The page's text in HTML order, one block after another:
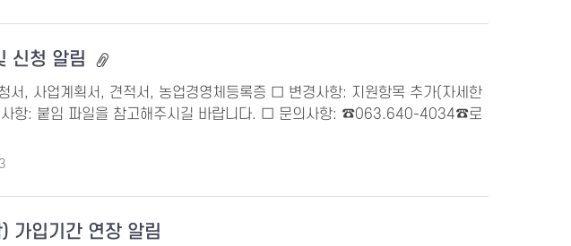
신청 알림
, 사업계획서, 견적서, 농업경영체등록증 □ 변경사항: 지원항목 추가(자세한
사항: 붙임 파일을 참고해주시길 바랍니다. □ 문의사항: ☎063.640-4034☎로
가입기간 연장 알림